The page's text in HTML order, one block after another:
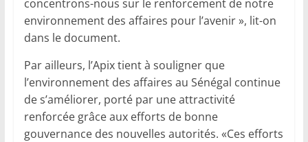
concentrons-nous sur le renforcement de notre
environnement des affaires pour l’avenir », lit-on
dans le document.
Par ailleurs, l’Apix tient à souligner que
l’environnement des affaires au Sénégal continue
de s’améliorer, porté par une attractivité
renforcée grâce aux efforts de bonne
gouvernance des nouvelles autorités. «Ces efforts